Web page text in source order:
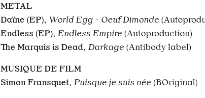
METAL
Daïne (EP), World Egg - Oeuf Dimonde
Endless (EP), Endless Empire (Autoproduction)
The Marquis is Dead, Darkage (Antibody label)
MUSIQUE DE FILM
Simon Fransquet, Puisque je suis née (BOriginal)